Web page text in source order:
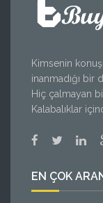
Kimsenin
inanmadığı bir
Hiç çalmayan
Kalabalıklar
EN ÇOK